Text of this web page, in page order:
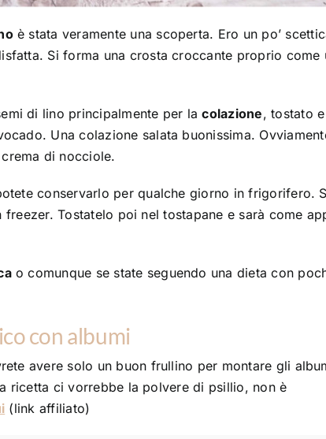
è stata veramente una scoperta. Ero un po’
Si forma una crosta croccante proprio come
di lino principalmente per lacolazione, tostato e
Una colazione salata buonissima.
di nocciole.
conservarlo per qualche giorno in frigorifero.
Tostatelo poi nel tostapane e sarà come
o comunque se state seguendo una dieta con
con albumi
avere solo un buon frullino per montare gli
ricetta ci vorrebbe la polvere di psillio, non è
(link affiliato)